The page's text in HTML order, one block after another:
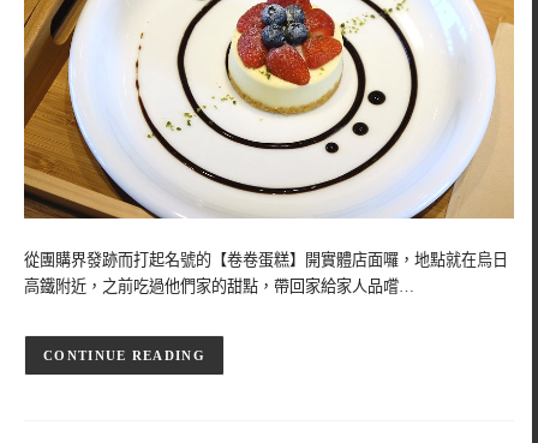
從團購界發跡而打起名號的【卷卷蛋糕】開實體店面囉，地點就在烏日
高鐵附近，之前吃過他們家的甜點，帶回家給家人品嚐…
CONTINUE READING